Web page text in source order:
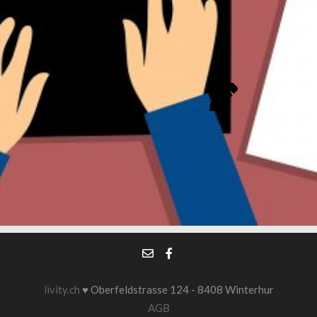
WHITEBOARD
Whiteboard
von
excalidraw.com
beitreten
TERMIN
livity.ch ♥ Oberfeldstrasse 124 - 8408 Winterhur
AGB